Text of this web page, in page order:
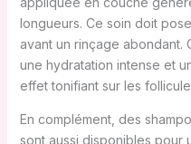
longueurs. Ce soin doit
avant un rinçage abondant.
une hydratation intense et
effet tonifiant sur les
En complément, des
sont aussi disponibles pour